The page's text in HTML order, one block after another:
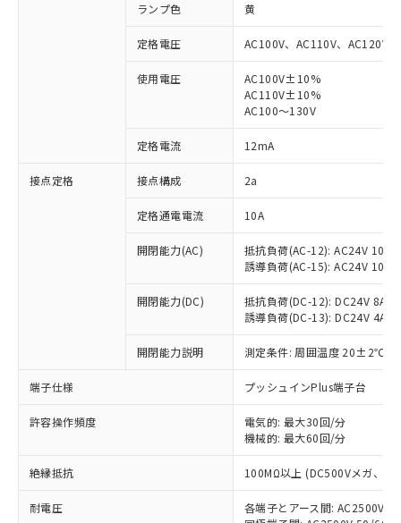
ランプ色 黄
定格電圧 AC100V、AC110V、AC120V
使用電圧
AC100V±10%
AC110V±10%
AC100～130V
定格電流 12mA
接点定格 接点構成 2a
定格通電電流 10A
開閉能力(AC)
抵抗負荷(AC-12): AC24V 10A/
誘導負荷(AC-15): AC24V
開閉能力(DC)
抵抗負荷(DC-12): DC24V 8A/
誘導負荷(DC-13): DC24V 4A/
開閉能力説明 測定条件: 周囲温度 20±2℃、
端子仕様 プッシュインPlus端子台
許容操作頻度
電気的: 最大30回/分
機械的: 最大60回/分
絶縁抵抗 100MΩ以上 (DC500Vメガ、点
耐電圧
各端子とアース間: AC2500V
ご利用条件
以下の条件をお読みいただき、同意のうえ
本サービスは、当社制御機器事業取扱
商品の当社在庫状況および標準価格
(税抜)を提供させていただくもので
当社制御機器事業取扱商品の中には、
本サービスの対象外となる商品もある
ことをご了承ください。
在庫状況および標準価格照会結果は、
記載している更新日時点での社内デー
タに基づき作成されるものであり、閲
準価格とは異なる場合があることをご
対応済み：EU RoHS指令（10物質）の
非含有に対応した製品が提供可能な商品で
対応予定：EU RoHS指令（10物質）の非含
有に対応した製品に切り替える予定のある
対応予定なし：EU RoHS指令（10物質）の
非含有に非対応の商品で、対応品を出す予
調査・確認中：EU RoHS指令（10物質）の
非含有の対応状況を調査中または確認中の
非該当品：ライセンス料など無形物で、有
害物質有無と関係のない商品です。
仕入先様の事情により、非含有部品として
いたものが、含有品と判明した場合などや
むを得ず変更することがあります。
*EU RoHS指令（10物質）：
鉛(Pb) 1000ppm以下、 水銀(Hg) 1000ppm以下、 カド
六価クロム(Cr(Ⅵ)) 1000ppm以下、ポリ臭化ビフェニル
「○」：最大均質材料含有率が中国RoHSの
基準値以下であることを示します。
「×」：最大均質材料含有率が中国RoHSの
基準値を超えていることを示します。
「－」：未確認です。当社販売部門へお問
当社は、これら貴社製品のうち、外国
為替および外国貿易法に定める商品
（以下｢規制貨物等」という）を輸出
または国外への提供する場合は、日本
国政府の輸出許可(または役務取引許
可)を取得するなどの必要な手続きを